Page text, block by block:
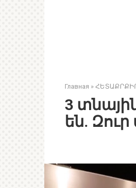
Главная »
3
են.